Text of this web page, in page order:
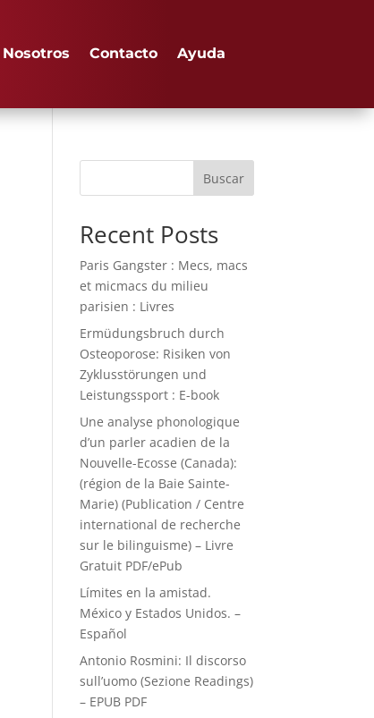
Nosotros Contacto Ayuda
Buscar
Recent Posts
Paris Gangster : Mecs, macs
et micmacs du milieu
parisien : Livres
Ermüdungsbruch durch
Osteoporose: Risiken von
Zyklusstörungen und
Leistungssport : E-book
Une analyse phonologique
d’un parler acadien de la
Nouvelle-Ecosse (Canada):
(région de la Baie Sainte-
Marie) (Publication / Centre
international de recherche
sur le bilinguisme) – Livre
Gratuit PDF/ePub
Límites en la amistad.
México y Estados Unidos. –
Español
Antonio Rosmini: Il discorso
sull’uomo (Sezione Readings)
– EPUB PDF